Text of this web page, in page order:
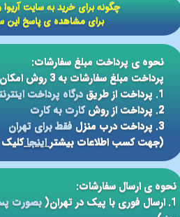
نحوه ی پرداخت مبلغ سفارشات:
پرداخت مبلغ سفارشات به 3 روش امکان پذیر است
1. پرداخت از طریق
درگاه پرداخت
2. پرداخت از روش
کارت به کارت
3. پرداخت درب منزل
فقط برای تهران
(جهت کسب اطلاعات بیشتر اینجاکلیک
نحوه ی ارسال سفارشات:
1. ارسال فوری با پیک در تهران(
بصورت
​​چگونه برای خرید به سایت
برای مشاهده ی پاسخ این